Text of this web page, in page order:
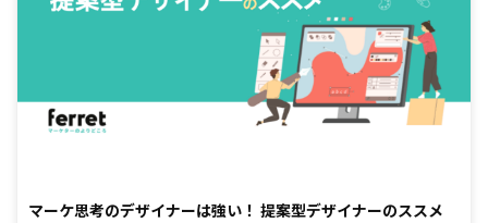
マーケ思考のデザイナーは強い！ 提案型デザイナーのススメ